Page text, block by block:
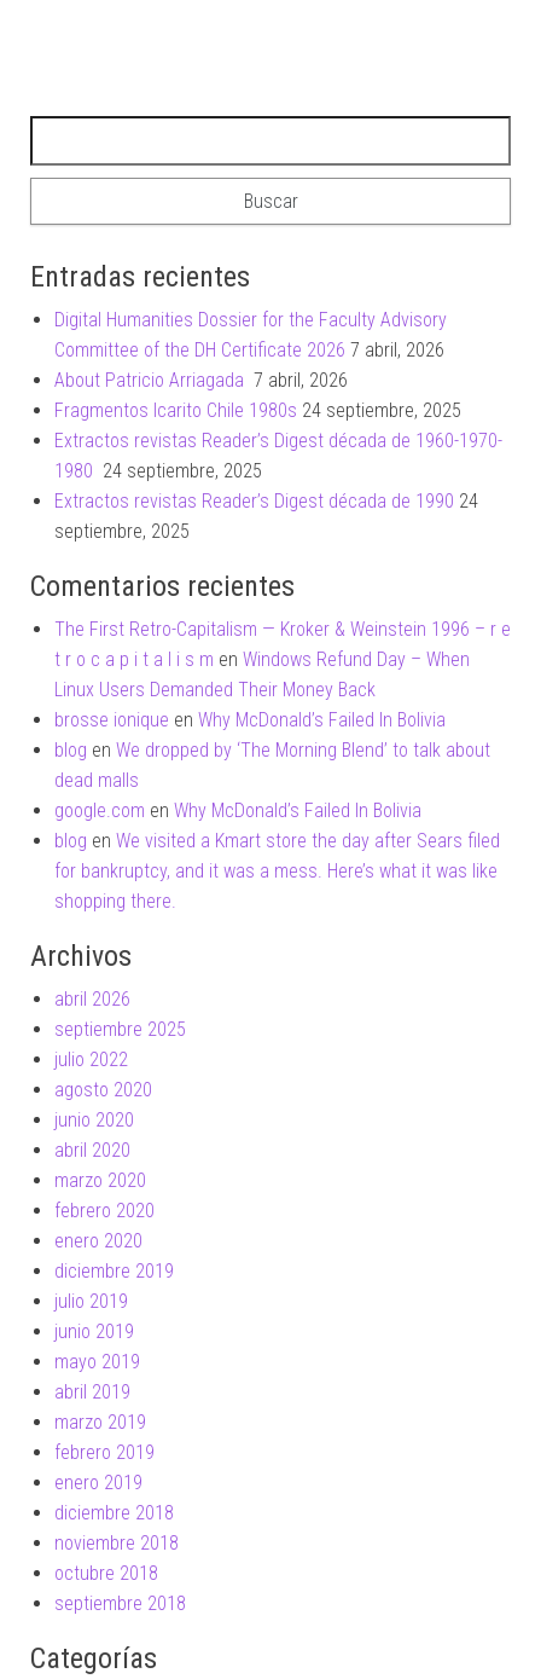
Entradas recientes
Digital Humanities Dossier for the Faculty Advisory
Committee of the DH Certificate 2026 7 abril, 2026
About Patricio Arriagada 7 abril, 2026
Fragmentos Icarito Chile 1980s 24 septiembre, 2025
Extractos revistas Reader’s Digest década de 1960-1970-
1980 24 septiembre, 2025
Extractos revistas Reader’s Digest década de 1990 24
septiembre, 2025
Comentarios recientes
The First Retro-Capitalism — Kroker & Weinstein 1996 – r e
t r o c a p i t a l i s m en Windows Refund Day – When
Linux Users Demanded Their Money Back
brosse ionique en Why McDonald’s Failed In Bolivia
blog en We dropped by ‘The Morning Blend’ to talk about
dead malls
google.com en Why McDonald’s Failed In Bolivia
blog en We visited a Kmart store the day after Sears filed
for bankruptcy, and it was a mess. Here’s what it was like
shopping there.
Archivos
abril 2026
septiembre 2025
julio 2022
agosto 2020
junio 2020
abril 2020
marzo 2020
febrero 2020
enero 2020
diciembre 2019
julio 2019
junio 2019
mayo 2019
abril 2019
marzo 2019
febrero 2019
enero 2019
diciembre 2018
noviembre 2018
octubre 2018
septiembre 2018
Categorías